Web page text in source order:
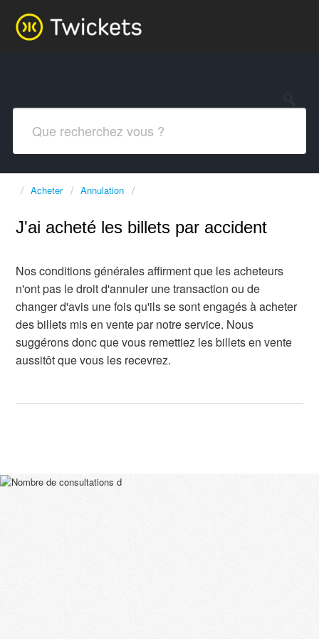
Acheter Annulation
J'ai acheté les billets par accident
Nos conditions générales affirment que les acheteurs
n'ont pas le droit d'annuler une transaction ou de
changer d'avis une fois qu'ils se sont engagés à acheter
des billets mis en vente par notre service. Nous
suggérons donc que vous remettiez les billets en vente
aussitôt que vous les recevrez.